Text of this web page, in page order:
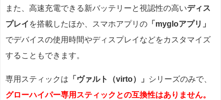
また、高速充電できる新バッテリーと視認性の高いディス
プレイ を搭載したほか、スマホアプリの 「mygloアプリ」
でデバイスの使用時間やディスプレイなどをカスタマイズ
することもできます。
専用スティックは 「ヴァルト（virto）」
シリーズのみで、
グローハイパー専用スティックとの互換性はありません。